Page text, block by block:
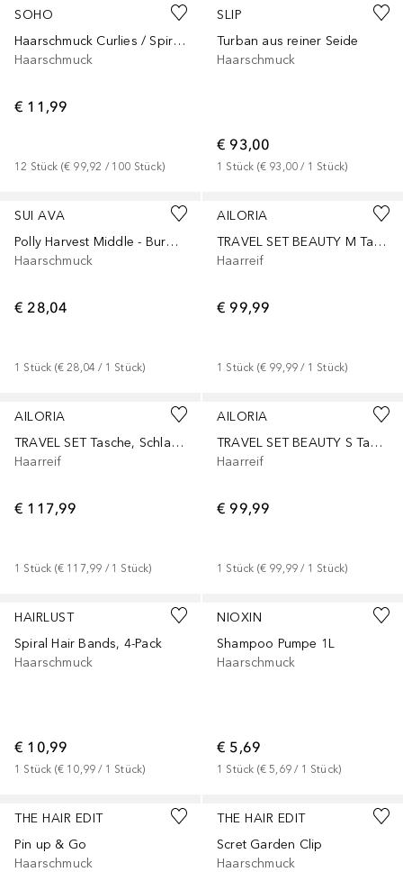
SOHO
Haarschmuck Curlies / Spiralen mit Perlen
Haarschmuck
€ 11,99
12 Stück (€ 99,92 / 100 Stück)
SLIP
Turban aus reiner Seide
Haarschmuck
€ 93,00
1 Stück (€ 93,00 / 1 Stück)
SUI AVA
Polly Harvest Middle - Burgundy
Haarschmuck
€ 28,04
1 Stück (€ 28,04 / 1 Stück)
AILORIA
TRAVEL SET BEAUTY M Tasche, Schlafmaske & Scrunchie M aus Seide
Haarreif
€ 99,99
1 Stück (€ 99,99 / 1 Stück)
AILORIA
TRAVEL SET Tasche, Schlafmaske, Scrunchie S & Scrunchie M
Haarreif
€ 117,99
1 Stück (€ 117,99 / 1 Stück)
AILORIA
TRAVEL SET BEAUTY S Tasche, Schlafmaske & Scrunchie S
Haarreif
€ 99,99
1 Stück (€ 99,99 / 1 Stück)
HAIRLUST
Spiral Hair Bands, 4-Pack
Haarschmuck
€ 10,99
1 Stück (€ 10,99 / 1 Stück)
NIOXIN
Shampoo Pumpe 1L
Haarschmuck
€ 5,69
1 Stück (€ 5,69 / 1 Stück)
THE HAIR EDIT
Pin up & Go
Haarschmuck
THE HAIR EDIT
Scret Garden Clip
Haarschmuck